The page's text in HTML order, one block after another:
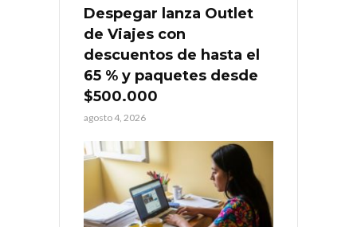
Despegar lanza Outlet
de Viajes con
descuentos de hasta el
65 % y paquetes desde
$500.000
agosto 4, 2026